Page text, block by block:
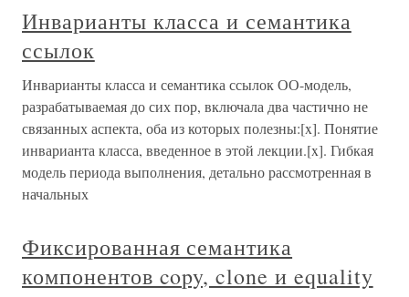
Инварианты класса и семантика
ссылок
Инварианты класса и семантика ссылок ОО-модель,
разрабатываемая до сих пор, включала два частично не
связанных аспекта, оба из которых полезны:[x]. Понятие
инварианта класса, введенное в этой лекции.[x]. Гибкая
модель периода выполнения, детально рассмотренная в
начальных
Фиксированная семантика
компонентов copy, clone и equality